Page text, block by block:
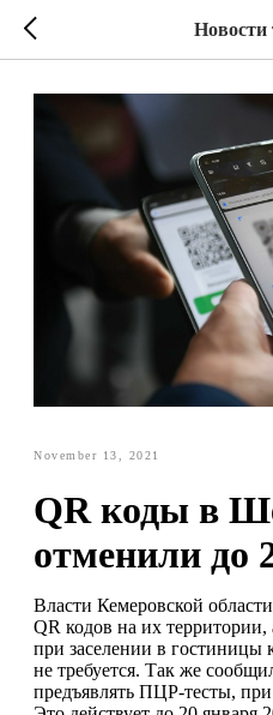
Новости
November 13, 2021
QR коды в
отменили до
Власти Кемеровской
QR кодов на их
при заселении в гостиницы
не требуется. Так же
предъявлять ПЦР-тесты,